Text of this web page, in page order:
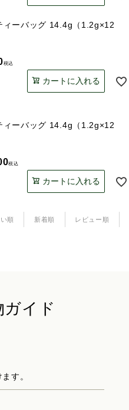
ィーバッグ 14.4g（1.2g×12
税込
カートに入れる
ィーバッグ 14.4g（1.2g×12
税込
カートに入れる
順 新着順 レビュー順
ガイド
す。